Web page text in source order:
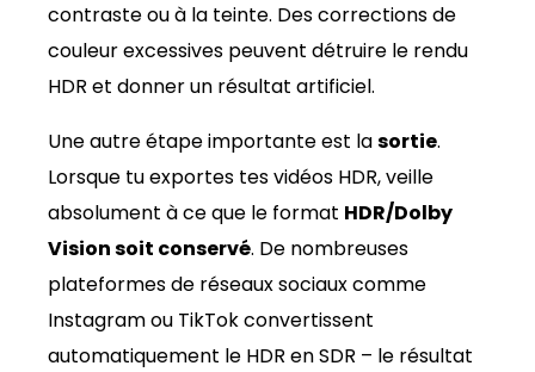
contraste ou à la teinte. Des corrections de
couleur excessives peuvent détruire le rendu
HDR et donner un résultat artificiel.
Une autre étape importante est lasortie.
Lorsque tu exportes tes vidéos HDR, veille
absolument à ce que le format HDR/Dolby
Vision soit conservé. De nombreuses
plateformes de réseaux sociaux comme
Instagram ou TikTok convertissent
automatiquement le HDR en SDR – le résultat